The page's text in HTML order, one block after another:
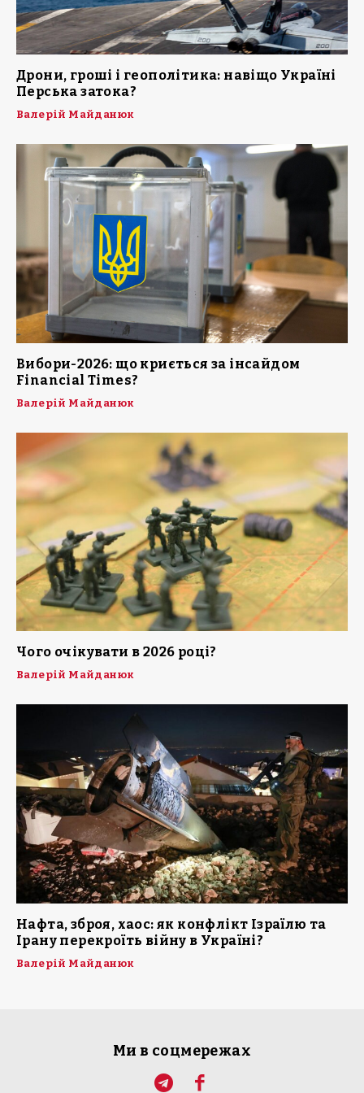
Дрони, гроші і геополітика: навіщо Україні
Перська затока?
Валерій Майданюк
Вибори-2026: що криється за інсайдом
Financial Times?
Валерій Майданюк
Чого очікувати в 2026 році?
Валерій Майданюк
Нафта, зброя, хаос: як конфлікт Ізраїлю та
Ірану перекроїть війну в Україні?
Валерій Майданюк
Ми в соцмережах